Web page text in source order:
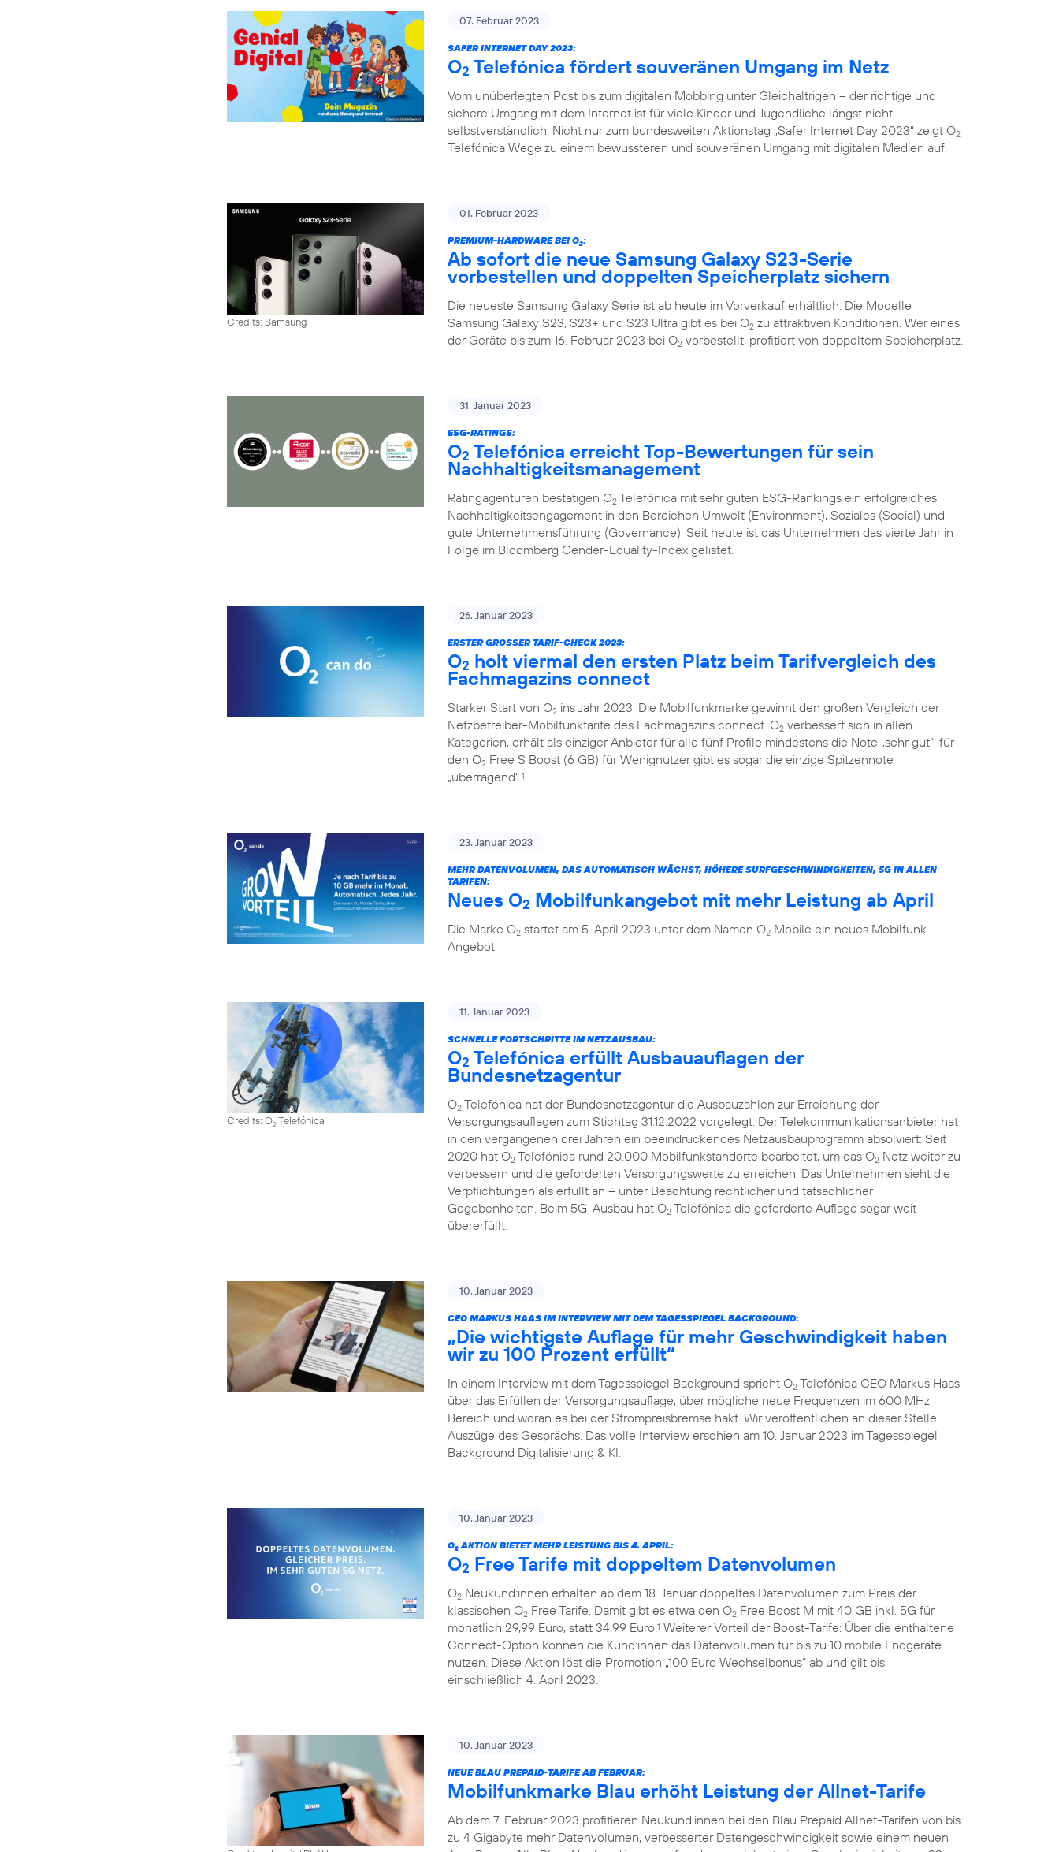
07. Februar 2023
SAFER INTERNET DAY 2023:
O2 Telefónica fördert souveränen Umgang im Netz
Vom unüberlegten Post bis zum digitalen Mobbing unter Gleichaltrigen – der richtige und
sichere Umgang mit dem Internet ist für viele Kinder und Jugendliche längst nicht
selbstverständlich. Nicht nur zum bundesweiten Aktionstag „Safer Internet Day 2023“ zeigt O2
Telefónica Wege zu einem bewussteren und souveränen Umgang mit digitalen Medien auf.
Credits: Samsung
01. Februar 2023
PREMIUM-HARDWARE BEI O2:
Ab sofort die neue Samsung Galaxy S23-Serie
vorbestellen und doppelten Speicherplatz sichern
Die neueste Samsung Galaxy Serie ist ab heute im Vorverkauf erhältlich. Die Modelle
Samsung Galaxy S23, S23+ und S23 Ultra gibt es bei O2 zu attraktiven Konditionen. Wer eines
der Geräte bis zum 16. Februar 2023 bei O2 vorbestellt, profitiert von doppeltem Speicherplatz.
31. Januar 2023
ESG-RATINGS:
O2 Telefónica erreicht Top-Bewertungen für sein
Nachhaltigkeitsmanagement
Ratingagenturen bestätigen O2 Telefónica mit sehr guten ESG-Rankings ein erfolgreiches
Nachhaltigkeitsengagement in den Bereichen Umwelt (Environment), Soziales (Social) und
gute Unternehmensführung (Governance). Seit heute ist das Unternehmen das vierte Jahr in
Folge im Bloomberg Gender-Equality-Index gelistet.
26. Januar 2023
ERSTER GROSSER TARIF-CHECK 2023:
O2 holt viermal den ersten Platz beim Tarifvergleich des
Fachmagazins connect
Starker Start von O2 ins Jahr 2023: Die Mobilfunkmarke gewinnt den großen Vergleich der
Netzbetreiber-Mobilfunktarife des Fachmagazins connect. O2 verbessert sich in allen
Kategorien, erhält als einziger Anbieter für alle fünf Profile mindestens die Note „sehr gut“, für
den O2 Free S Boost (6 GB) für Wenignutzer gibt es sogar die einzige Spitzennote
„überragend“.1
23. Januar 2023
MEHR DATENVOLUMEN, DAS AUTOMATISCH WÄCHST, HÖHERE SURFGESCHWINDIGKEITEN, 5G IN ALLEN
TARIFEN:
Neues O2 Mobilfunkangebot mit mehr Leistung ab April
Die Marke O2 startet am 5. April 2023 unter dem Namen O2 Mobile ein neues Mobilfunk-
Angebot.
Credits: O2Telefónica
11. Januar 2023
SCHNELLE FORTSCHRITTE IM NETZAUSBAU:
O2 Telefónica erfüllt Ausbauauflagen der
Bundesnetzagentur
O2 Telefónica hat der Bundesnetzagentur die Ausbauzahlen zur Erreichung der
Versorgungsauflagen zum Stichtag 31.12.2022 vorgelegt. Der Telekommunikationsanbieter hat
in den vergangenen drei Jahren ein beeindruckendes Netzausbauprogramm absolviert: Seit
2020 hat O2 Telefónica rund 20.000 Mobilfunkstandorte bearbeitet, um das O2 Netz weiter zu
verbessern und die geforderten Versorgungswerte zu erreichen. Das Unternehmen sieht die
Verpflichtungen als erfüllt an – unter Beachtung rechtlicher und tatsächlicher
Gegebenheiten. Beim 5G-Ausbau hat O2 Telefónica die geforderte Auflage sogar weit
übererfüllt.
10. Januar 2023
CEO MARKUS HAAS IM INTERVIEW MIT DEM TAGESSPIEGEL BACKGROUND:
„Die wichtigste Auflage für mehr Geschwindigkeit haben
wir zu 100 Prozent erfüllt“
In einem Interview mit dem Tagesspiegel Background spricht O2 Telefónica CEO Markus Haas
über das Erfüllen der Versorgungsauflage, über mögliche neue Frequenzen im 600 MHz
Bereich und woran es bei der Strompreisbremse hakt. Wir veröffentlichen an dieser Stelle
Auszüge des Gesprächs. Das volle Interview erschien am 10. Januar 2023 im Tagesspiegel
Background Digitalisierung & KI.
10. Januar 2023
O2 AKTION BIETET MEHR LEISTUNG BIS 4. APRIL:
O2 Free Tarife mit doppeltem Datenvolumen
O2 Neukund:innen erhalten ab dem 18. Januar doppeltes Datenvolumen zum Preis der
klassischen O2 Free Tarife. Damit gibt es etwa den O2 Free Boost M mit 40 GB inkl. 5G für
monatlich 29,99 Euro, statt 34,99 Euro.1 Weiterer Vorteil der Boost-Tarife: Über die enthaltene
Connect-Option können die Kund:innen das Datenvolumen für bis zu 10 mobile Endgeräte
nutzen. Diese Aktion löst die Promotion „100 Euro Wechselbonus“ ab und gilt bis
einschließlich 4. April 2023.
10. Januar 2023
NEUE BLAU PREPAID-TARIFE AB FEBRUAR:
Mobilfunkmarke Blau erhöht Leistung der Allnet-Tarife
Ab dem 7. Februar 2023 profitieren Neukund:innen bei den Blau Prepaid Allnet-Tarifen von bis
zu 4 Gigabyte mehr Datenvolumen, verbesserter Datengeschwindigkeit sowie einem neuen